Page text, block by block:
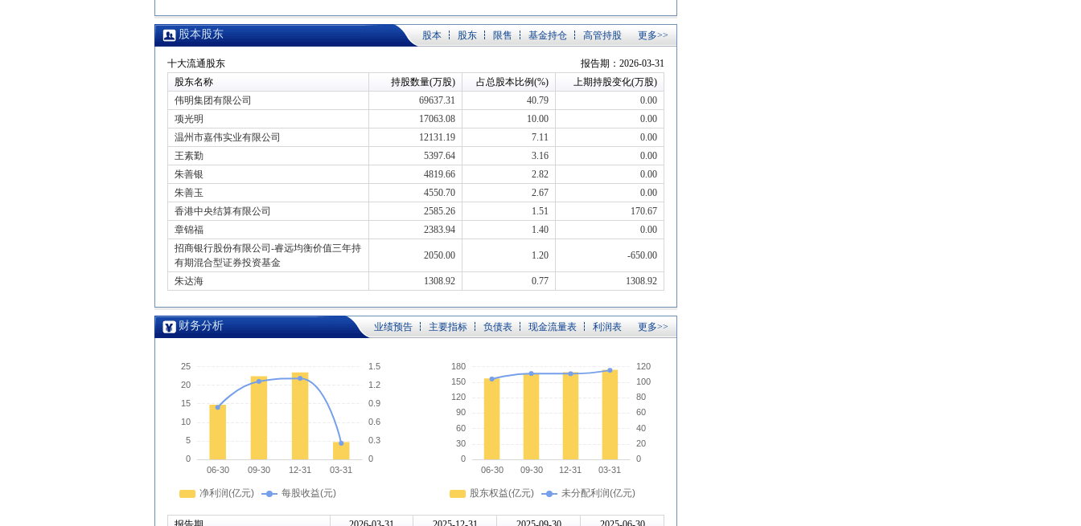
股本股东 股本 股东 限售 基金持仓 高管持股 更多>>
十大流通股东
报告期：2026-03-31
股东名称
持股数量(万股) 占总股本比例(%)
上期持股变化(万股)
伟明集团有限公司
69637.31 40.79
0.00
项光明
17063.08 10.00
0.00
温州市嘉伟实业有限公司
12131.19 7.11
0.00
王素勤
5397.64 3.16
0.00
朱善银
4819.66 2.82
0.00
朱善玉
4550.70 2.67
0.00
香港中央结算有限公司
2585.26 1.51
170.67
章锦福
2383.94 1.40
0.00
招商银行股份有限公司-睿远均衡价值三年持
有期混合型证券投资基金
2050.00 1.20 -650.00
朱达海 1308.92 0.77 1308.92
财务分析 业绩预告 主要指标 负债表 现金流量表 利润表 更多>>